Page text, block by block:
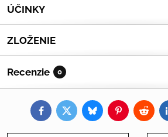
ÚČINKY
ZLOŽENIE
Recenzie 0
FacebookTwitterBlueskyPinterestReddit